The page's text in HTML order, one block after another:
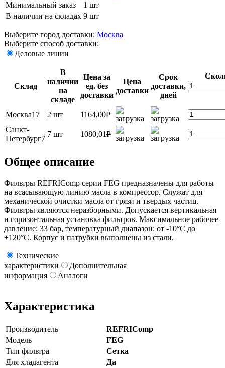
Минимальный заказ
1 шт
В наличии на складах 9 шт
Выберите город доставки: Москва
Выберите способ доставки:
Деловые линии
Склад
В
наличии
на
складе
Цена за
ед. без
доставки
Цена
доставки
Срок
доставки,
дней
Москва17 2 шт 1164,00P
Санкт-
Петербург7
7 шт 1080,01P
Общее описание
Фильтры REFRIComp серии FEG предназначены для работы
на всасывающую линию масла в компрессор. Служат для
механической очистки масла от грязи и твердых частиц.
Фильтры являются неразборными. Допускается вертикальная
и горизонтальная установка фильтров. Максимальное рабочее
давление: 33 бар, температурный диапазон: от -10°С до
+120°С. Корпус и патрубки выполнены из стали.
Технические
характеристики
Дополнительная
информация
Аналоги
Характеристика
Производитель
REFRIComp
Модель
FEG
Тип фильтра
Сетка
Для хладагента
Да